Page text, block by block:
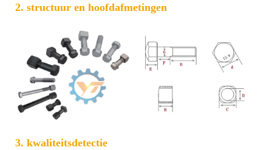
2. structuur en hoofdafmetingen
3. kwaliteitsdetectie